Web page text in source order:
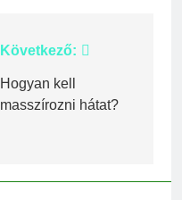
Következő:
Hogyan kell
masszírozni hátat?